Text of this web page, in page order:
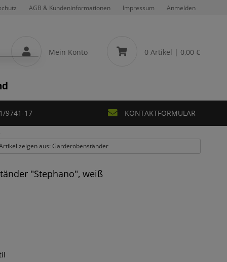
AGB & Kundeninformationen Impressum Anmelden
Mein Konto 0 Artikel | 0,00 €
9741-17 KONTAKTFORMULAR
zeigen aus: Garderobenständer
"Stephano", weiß